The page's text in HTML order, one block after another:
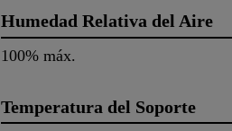
Humedad Relativa del Aire
100% máx.
Temperatura del Soporte